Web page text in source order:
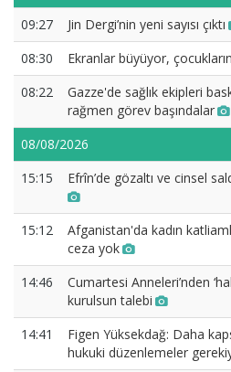
09:27
Jin Dergi’nin yeni sayısı çıktı
08:30
Ekranlar büyüyor,
08:22
Gazze'de sağlık ekipleri
rağmen görev başındalar
08/08/2026
15:15
Efrîn’de gözaltı ve cinsel
15:12
Afganistan'da kadın
ceza yok
14:46
Cumartesi Anneleri’nden
kurulsun talebi
14:41
Figen Yüksekdağ: Daha
hukuki düzenlemeler